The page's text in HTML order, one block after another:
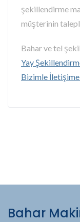
şekillendirme
müşterinin
Bahar ve tel
Yay
Bizimle
Bahar